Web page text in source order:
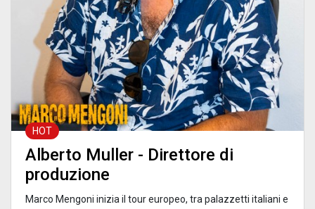
HOT
Alberto Muller - Direttore di
produzione
Marco Mengoni inizia il tour europeo, tra palazzetti italiani e